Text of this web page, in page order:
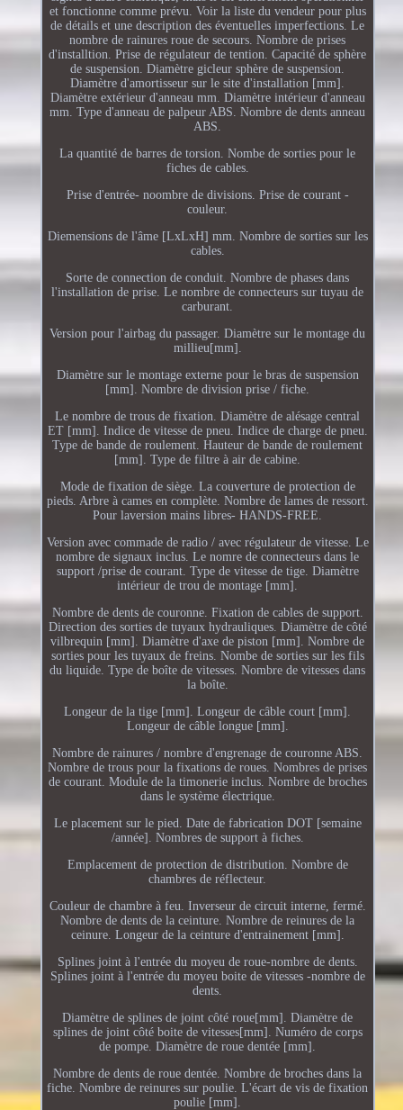
et fonctionne comme prévu. Voir la liste du vendeur pour plus
de détails et une description des éventuelles imperfections. Le
nombre de rainures roue de secours. Nombre de prises
d'installtion. Prise de régulateur de tention. Capacité de sphère
de suspension. Diamètre gicleur sphère de suspension.
Diamètre d'amortisseur sur le site d'installation [mm].
Diamètre extérieur d'anneau mm. Diamètre intérieur d'anneau
mm. Type d'anneau de palpeur ABS. Nombre de dents anneau
ABS.
La quantité de barres de torsion. Nombe de sorties pour le
fiches de cables.
Prise d'entrée- noombre de divisions. Prise de courant -
couleur.
Diemensions de l'âme [LxLxH] mm. Nombre de sorties sur les
cables.
Sorte de connection de conduit. Nombre de phases dans
l'installation de prise. Le nombre de connecteurs sur tuyau de
carburant.
Version pour l'airbag du passager. Diamètre sur le montage du
millieu[mm].
Diamètre sur le montage externe pour le bras de suspension
[mm]. Nombre de division prise / fiche.
Le nombre de trous de fixation. Diamètre de alésage central
ET [mm]. Indice de vitesse de pneu. Indice de charge de pneu.
Type de bande de roulement. Hauteur de bande de roulement
[mm]. Type de filtre à air de cabine.
Mode de fixation de siège. La couverture de protection de
pieds. Arbre à cames en complète. Nombre de lames de ressort.
Pour laversion mains libres- HANDS-FREE.
Version avec commade de radio / avec régulateur de vitesse. Le
nombre de signaux inclus. Le nomre de connecteurs dans le
support /prise de courant. Type de vitesse de tige. Diamètre
intérieur de trou de montage [mm].
Nombre de dents de couronne. Fixation de cables de support.
Direction des sorties de tuyaux hydrauliques. Diamètre de côté
vilbrequin [mm]. Diamètre d'axe de piston [mm]. Nombre de
sorties pour les tuyaux de freins. Nombe de sorties sur les fils
du liquide. Type de boîte de vitesses. Nombre de vitesses dans
la boîte.
Longeur de la tige [mm]. Longeur de câble court [mm].
Longeur de câble longue [mm].
Nombre de rainures / nombre d'engrenage de couronne ABS.
Nombre de trous pour la fixations de roues. Nombres de prises
de courant. Module de la timonerie inclus. Nombre de broches
dans le système électrique.
Le placement sur le pied. Date de fabrication DOT [semaine
/année]. Nombres de support à fiches.
Emplacement de protection de distribution. Nombre de
chambres de réflecteur.
Couleur de chambre à feu. Inverseur de circuit interne, fermé.
Nombre de dents de la ceinture. Nombre de reinures de la
ceinure. Longeur de la ceinture d'entrainement [mm].
Splines joint à l'entrée du moyeu de roue-nombre de dents.
Splines joint à l'entrée du moyeu boite de vitesses -nombre de
dents.
Diamètre de splines de joint côté roue[mm]. Diamètre de
splines de joint côté boite de vitesses[mm]. Numéro de corps
de pompe. Diamètre de roue dentée [mm].
Nombre de dents de roue dentée. Nombre de broches dans la
fiche. Nombre de reinures sur poulie. L'écart de vis de fixation
poulie [mm].